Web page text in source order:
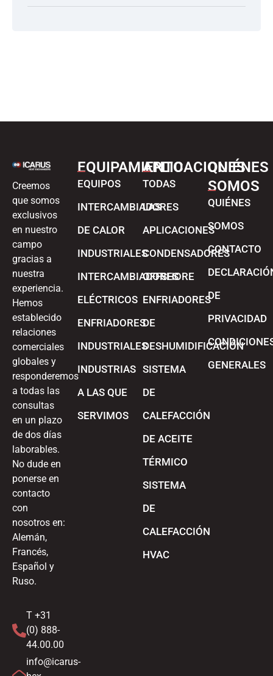
Creemos
que somos
exclusivos
en nuestro
campo
gracias a
nuestra
experiencia.
Hemos
establecido
relaciones
comerciales
globales y
responderemos
a todas las
consultas
en un plazo
de dos días
laborables.
No dude en
ponerse en
contacto
con
nosotros en:
Alemán,
Francés,
Español y
Ruso.
T +31
(0) 888-
44.00.00
info@icarus-
EQUIPAMIENTO
EQUIPOS
INTERCAMBIADORES
DE CALOR
INDUSTRIALES
INTERCAMBIADORES
ELÉCTRICOS
ENFRIADORES
INDUSTRIALES
INDUSTRIAS
A LAS QUE
SERVIMOS
APLICACIONES
TODAS
LAS
APLICACIONES
CONDENSADORES
OFFSHORE
ENFRIADORES
DE
DESHUMIDIFICACIÓN
SISTEMA
DE
CALEFACCIÓN
DE ACEITE
TÉRMICO
SISTEMA
DE
CALEFACCIÓN
HVAC
QUIÉNES
SOMOS
QUIÉNES
SOMOS
CONTACTO
DE
PRIVACIDAD
GENERALES